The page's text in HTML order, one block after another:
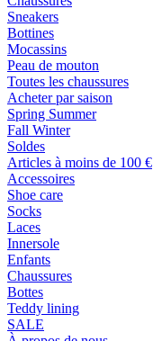
Sneakers
Bottines
Mocassins
Peau de mouton
Toutes les chaussures
Acheter par saison
Spring Summer
Fall Winter
Soldes
Articles à moins de 100 €
Accessoires
Shoe care
Socks
Laces
Innersole
Enfants
Chaussures
Bottes
Teddy lining
SALE